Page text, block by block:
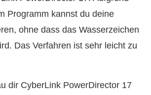
Programm kannst du deine
ohne dass das Wasserzeichen
Das Verfahren ist sehr leicht zu
dir CyberLink PowerDirector 17